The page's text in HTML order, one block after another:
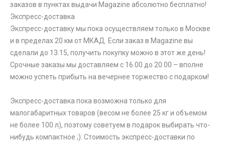
заказов в пунктах выдачи Magazine абсолютно бесплатно!
Экспресс-доставка
Экспресс-доставку мы пока осуществляем только в Москве
и в пределах 20 км от МКАД. Если заказ в Magazine вы
сделали до 13.15, получить покупку можно в этот же день!
Срочные заказы мы доставляем с 16.00 до 20.00 – вполне
можно успеть прибыть на вечернее торжество с подарком!
Экспресс-доставка пока возможна только для
малогабаритных товаров (весом не более 25 кг и объемом
не более 100 л), поэтому советуем в подарок выбирать что-
нибудь компактное ;). Стоимость экспресс-доставки по